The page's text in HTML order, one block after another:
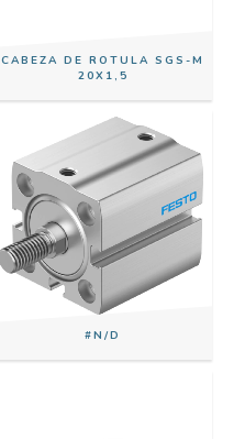
CABEZA DE ROTULA SGS-M
20X1,5
#N/D